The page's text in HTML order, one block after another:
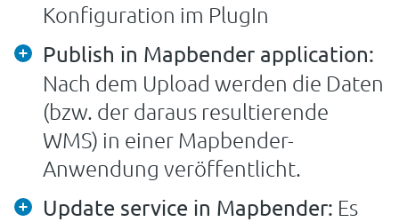
Konfiguration im PlugIn
Publish in Mapbender application:
Nach dem Upload werden die Daten
(bzw. der daraus resultierende
WMS) in einer Mapbender-
Anwendung veröffentlicht.
Update service in Mapbender: Es